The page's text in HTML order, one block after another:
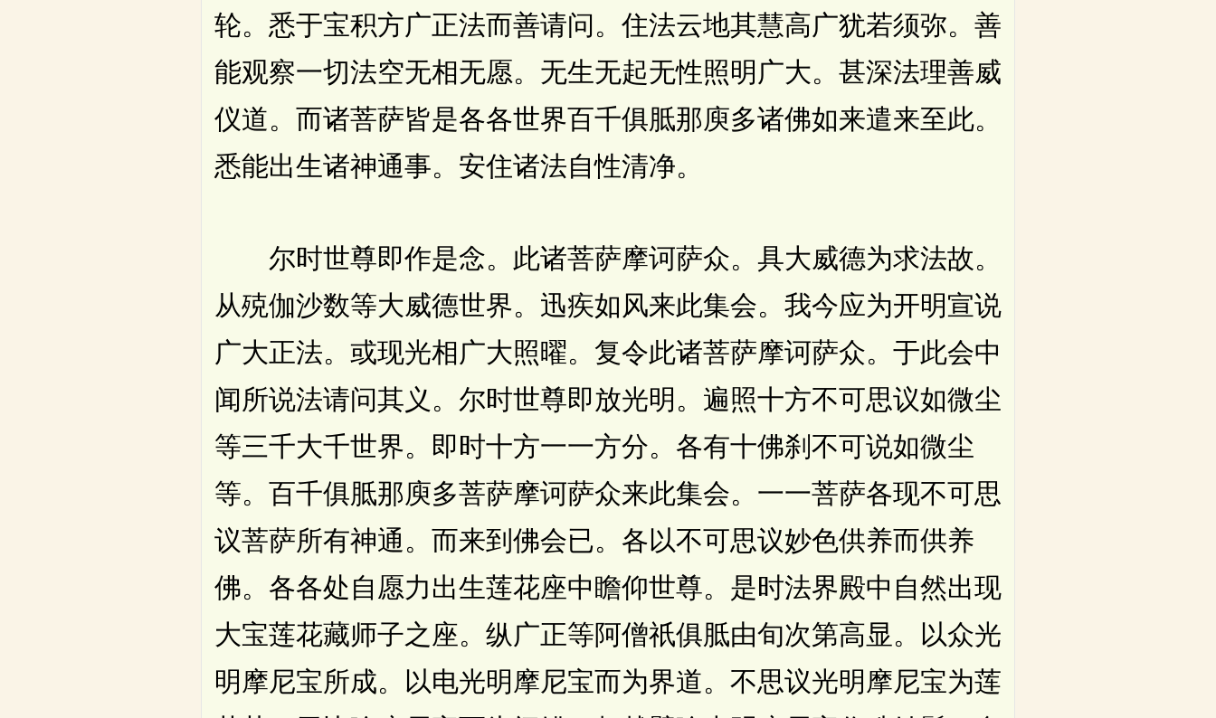
轮。悉于宝积方广正法而善请问。住法云地其慧高广犹若须弥。善
能观察一切法空无相无愿。无生无起无性照明广大。甚深法理善威
仪道。而诸菩萨皆是各各世界百千俱胝那庾多诸佛如来遣来至此。
悉能出生诸神通事。安住诸法自性清净。
尔时世尊即作是念。此诸菩萨摩诃萨众。具大威德为求法故。
从殑伽沙数等大威德世界。迅疾如风来此集会。我今应为开明宣说
广大正法。或现光相广大照曜。复令此诸菩萨摩诃萨众。于此会中
闻所说法请问其义。尔时世尊即放光明。遍照十方不可思议如微尘
等三千大千世界。即时十方一一方分。各有十佛刹不可说如微尘
等。百千俱胝那庾多菩萨摩诃萨众来此集会。一一菩萨各现不可思
议菩萨所有神通。而来到佛会已。各以不可思议妙色供养而供养
佛。各各处自愿力出生莲花座中瞻仰世尊。是时法界殿中自然出现
大宝莲花藏师子之座。纵广正等阿僧祇俱胝由旬次第高显。以众光
明摩尼宝所成。以电光明摩尼宝而为界道。不思议光明摩尼宝为莲